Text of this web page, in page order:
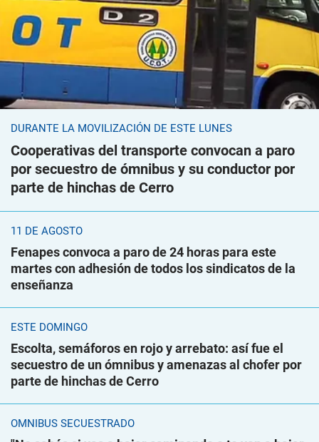
DURANTE LA MOVILIZACIÓN DE ESTE LUNES
Cooperativas del transporte convocan a paro
por secuestro de ómnibus y su conductor por
parte de hinchas de Cerro
11 DE AGOSTO
Fenapes convoca a paro de 24 horas para este
martes con adhesión de todos los sindicatos de la
enseñanza
ESTE DOMINGO
Escolta, semáforos en rojo y arrebato: así fue el
secuestro de un ómnibus y amenazas al chofer por
parte de hinchas de Cerro
ÓMNIBUS SECUESTRADO